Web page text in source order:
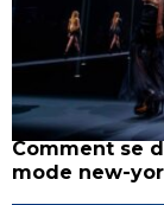
Comment se
mode new-